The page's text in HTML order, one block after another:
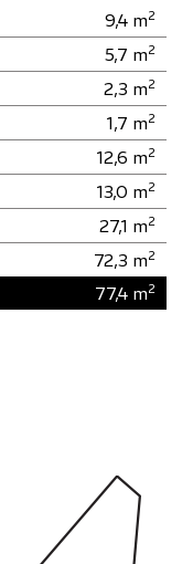
9,4 m2
5,7 m2
2,3 m2
1,7 m2
12,6 m2
13,0 m2
27,1 m2
72,3 m2
77,4 m2